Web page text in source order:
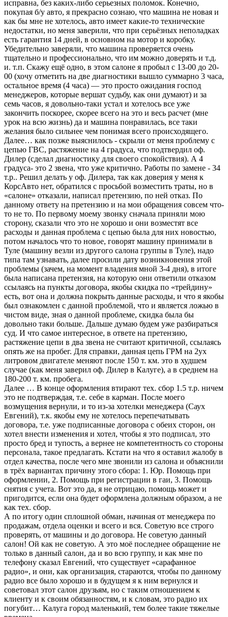
исправна, без каких-либо серьезных поломок. Конечно,
покупая б/у авто, я прекрасно сознаю, что машина не новая и
как бы мне не хотелось, авто имеет какие-то технические
недостатки, но меня заверили, что при серьёзных неполадках
есть гарантия 14 дней, в основном на мотор и коробку.
Убедительно заверяли, что машина проверяется очень
тщательно и профессионально, что им можно доверять и т.д.
и. т.п. Скажу ещё одно, в этом салоне я пробыл с 13-00 до 20-
00 (хочу отметить на две диагностики вышло суммарно 3 часа,
остальное время (4 часа) — это просто ожидания господ
менеджеров, которые вершат судьбу, как они думают) и за
семь часов, я довольно-таки устал и хотелось все уже
закончить поскорее, скорее всего на это и весь расчет (мне
урок на всю жизнь) да и машина понравилась, все таки
желания было сильнее чем понимая всего происходящего.
Далее… как позже выяснилось - скрыли от меня проблему с
цепью ГВС, растяжение на 4 градуса, что подтвердил оф.
Дилер (сделал диагностику для своего спокойствия). А 4
градуса- это 2 звена, что уже критично. Работы по замене - 34
т.р.. Решил делать у оф. Дилера, так как доверия у меня к
КорсАвто нет, обратился с просьбой возместить траты, но в
«салоне» отказали, написал претензию, по ней отказ. По
данному ответу на претензию и на мои обращения совсем что-
то не то. По первому моему звонку сначала приняли мою
сторону, сказали что это не хорошо и они возместят все
расходы и данная проблема с цепью была для них новостью,
потом началось что то новое, говорят машину принимали в
Туле (машину везли из другого салона группы в Туле), надо
типа там узнавать, далее просили дату возникновения этой
проблемы (зачем, на момент владения мной 3-4 дня), в итоге
была написана претензия, на которую они ответили отказом
ссылаясь на пункты договора, якобы скидка по «трейдину»
есть, вот она и должна покрыть данные расходы, и что я якобы
был ознакомлен с данной проблемой, что и является ложью в
чистом виде, зная о данной проблеме, скидка была бы
довольно таки больше. Дальше думаю будем уже разбираться
суд. И что самое интересное, в ответе на претензию,
растяжение цепи в два звена не считают критичной, ссылаясь
опять же на пробег. Для справки, данная цепь ГРМ на 2ух
литровом двигателе меняют после 150 т. км. это в худшем
случае (как меня заверил оф. Дилер в Калуге), а в среднем на
180-200 т. км. пробега.
Далее … В конце оформления втирают тех. сбор 1.5 т.р. ничем
это не подтверждая, т.е. себе в карман. После моего
возмущения вернули, и то из-за хотелки менеджера (Саух
Евгений), т.к. якобы ему не хотелось перепечатывать
договора, т.е. уже подписанные договора с обеих сторон, он
хотел внести изменения и хотел, чтобы я это подписал, это
просто бред и тупость, а вернее не компетентность со стороны
персонала, такое предлагать. Кстати на что я оставил жалобу в
отдел качества, после чего мне звонили из салона и объяснили
в трёх вариантах причину этого сбора: 1. Юр. Помощь при
оформлении, 2. Помощь при регистрации в гаи, 3. Помощь
снятия с учета. Вот это да, я не отрицаю, помощь может и
пригодится, если она будет оформлена должным образом, а не
как тех. сбор.
А по итогу один сплошной обман, начиная от менеджера по
продажам, отдела оценки и всего и вся. Советую все строго
проверять, от машины и до договора. Не советую данный
салон! Ой как не советую. А это моё последнее обращение не
только в данный салон, да и во всю группу, и как мне по
телефону сказал Евгений, что существует «сарафанное
радио», и они, как организация, стараются, чтобы по данному
радио все было хорошо и в будущем я к ним вернулся и
советовал этот салон друзьям, но с таким отношением к
клиенту и к своим обязанностям, и к словам, это радио их
погубит… Калуга город маленький, тем более такие тяжелые